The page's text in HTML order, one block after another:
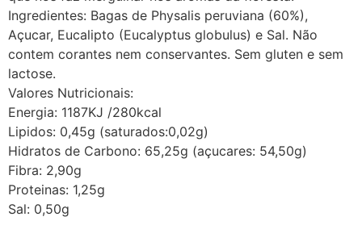
Ingredientes: Bagas de Physalis peruviana (60%),
Açucar, Eucalipto (Eucalyptus globulus) e Sal. Não
contem corantes nem conservantes. Sem gluten e sem
lactose.
Valores Nutricionais:
Energia: 1187KJ /280kcal
Lipidos: 0,45g (saturados:0,02g)
Hidratos de Carbono: 65,25g (açucares: 54,50g)
Fibra: 2,90g
Proteinas: 1,25g
Sal: 0,50g